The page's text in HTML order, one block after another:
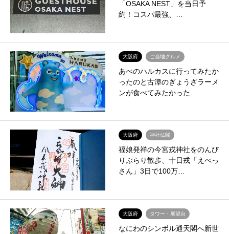
「OSAKA NEST」を当日予
約！コスパ最強、…
大阪府 ご当地グルメ
あべのハルカスに行ってみたか
ったのと古潭のぎょうざラーメ
ンが食べてみたかった…
大阪府 神社仏閣
福娘発祥の今宮戎神社をのんび
りぶらり散歩、十日戎「えべっ
さん」3日で100万…
大阪府 タワー・展望台
なにわのシンボル通天閣へ新世